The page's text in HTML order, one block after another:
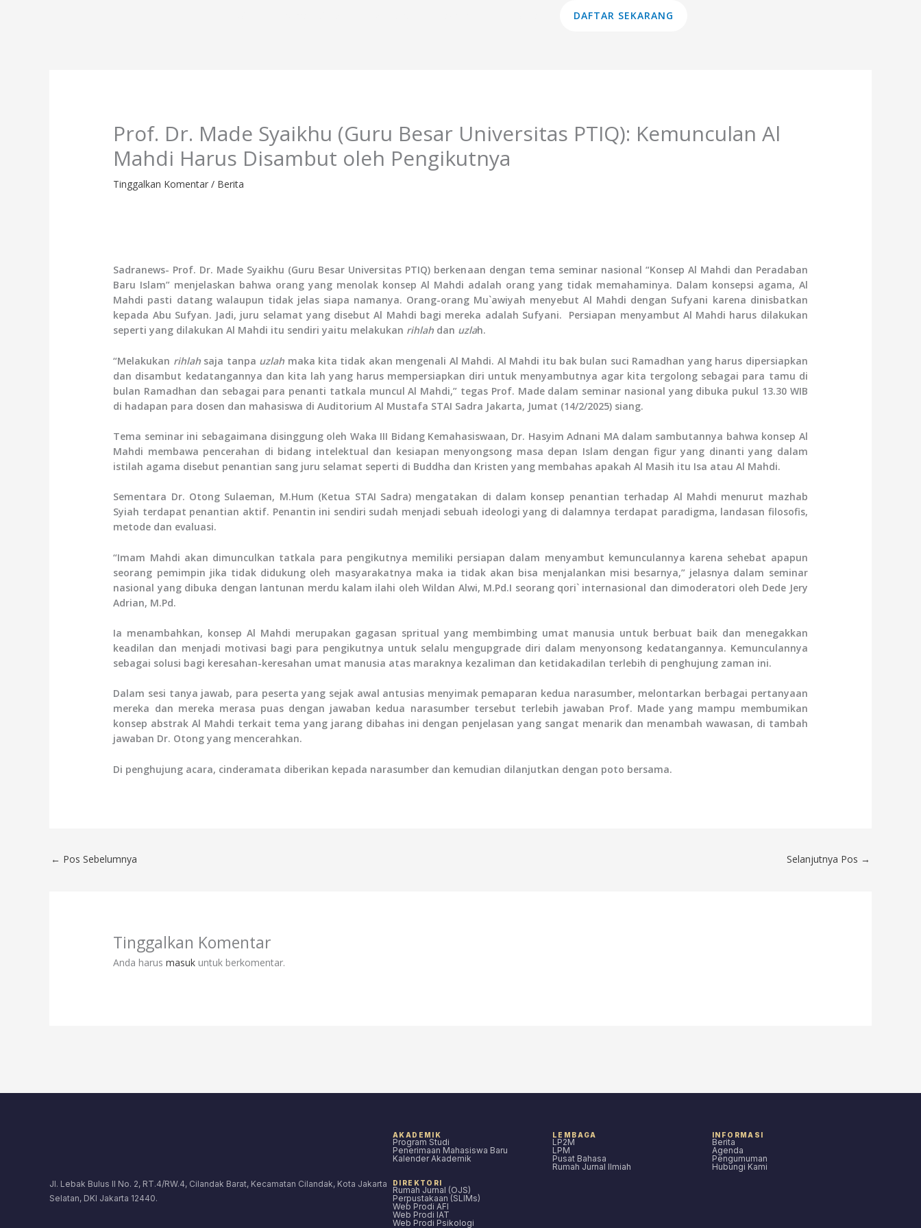
DAFTAR SEKARANG
Prof. Dr. Made Syaikhu (Guru Besar Universitas PTIQ): Kemunculan Al
Mahdi Harus Disambut oleh Pengikutnya
Tinggalkan Komentar / Berita
Sadranews- Prof. Dr. Made Syaikhu (Guru Besar Universitas PTIQ) berkenaan dengan tema seminar nasional “Konsep Al Mahdi dan Peradaban
Baru Islam” menjelaskan bahwa orang yang menolak konsep Al Mahdi adalah orang yang tidak memahaminya. Dalam konsepsi agama, Al
Mahdi pasti datang walaupun tidak jelas siapa namanya. Orang-orang Mu`awiyah menyebut Al Mahdi dengan Sufyani karena dinisbatkan
kepada Abu Sufyan. Jadi, juru selamat yang disebut Al Mahdi bagi mereka adalah Sufyani. Persiapan menyambut Al Mahdi harus dilakukan
seperti yang dilakukan Al Mahdi itu sendiri yaitu melakukan rihlah dan uzlah.
“Melakukan rihlahsaja tanpa uzlah maka kita tidak akan mengenali Al Mahdi. Al Mahdi itu bak bulan suci Ramadhan yang harus dipersiapkan
dan disambut kedatangannya dan kita lah yang harus mempersiapkan diri untuk menyambutnya agar kita tergolong sebagai para tamu di
bulan Ramadhan dan sebagai para penanti tatkala muncul Al Mahdi,” tegas Prof. Made dalam seminar nasional yang dibuka pukul 13.30 WIB
di hadapan para dosen dan mahasiswa di Auditorium Al Mustafa STAI Sadra Jakarta, Jumat (14/2/2025) siang.
Tema seminar ini sebagaimana disinggung oleh Waka III Bidang Kemahasiswaan, Dr. Hasyim Adnani MA dalam sambutannya bahwa konsep Al
Mahdi membawa pencerahan di bidang intelektual dan kesiapan menyongsong masa depan Islam dengan figur yang dinanti yang dalam
istilah agama disebut penantian sang juru selamat seperti di Buddha dan Kristen yang membahas apakah Al Masih itu Isa atau Al Mahdi.
Sementara Dr. Otong Sulaeman, M.Hum (Ketua STAI Sadra) mengatakan di dalam konsep penantian terhadap Al Mahdi menurut mazhab
Syiah terdapat penantian aktif. Penantin ini sendiri sudah menjadi sebuah ideologi yang di dalamnya terdapat paradigma, landasan filosofis,
metode dan evaluasi.
“Imam Mahdi akan dimunculkan tatkala para pengikutnya memiliki persiapan dalam menyambut kemunculannya karena sehebat apapun
seorang pemimpin jika tidak didukung oleh masyarakatnya maka ia tidak akan bisa menjalankan misi besarnya,” jelasnya dalam seminar
nasional yang dibuka dengan lantunan merdu kalam ilahi oleh Wildan Alwi, M.Pd.I seorang qori` internasional dan dimoderatori oleh Dede Jery
Adrian, M.Pd.
Ia menambahkan, konsep Al Mahdi merupakan gagasan spritual yang membimbing umat manusia untuk berbuat baik dan menegakkan
keadilan dan menjadi motivasi bagi para pengikutnya untuk selalu mengupgrade diri dalam menyonsong kedatangannya. Kemunculannya
sebagai solusi bagi keresahan-keresahan umat manusia atas maraknya kezaliman dan ketidakadilan terlebih di penghujung zaman ini.
Dalam sesi tanya jawab, para peserta yang sejak awal antusias menyimak pemaparan kedua narasumber, melontarkan berbagai pertanyaan
mereka dan mereka merasa puas dengan jawaban kedua narasumber tersebut terlebih jawaban Prof. Made yang mampu membumikan
konsep abstrak Al Mahdi terkait tema yang jarang dibahas ini dengan penjelasan yang sangat menarik dan menambah wawasan, di tambah
jawaban Dr. Otong yang mencerahkan.
Di penghujung acara, cinderamata diberikan kepada narasumber dan kemudian dilanjutkan dengan poto bersama.
← Pos Sebelumnya Selanjutnya Pos →
Tinggalkan Komentar
Anda harusmasuk untuk berkomentar.
Jl. Lebak Bulus II No. 2, RT.4/RW.4, Cilandak Barat, Kecamatan Cilandak, Kota Jakarta
Selatan, DKI Jakarta 12440.
AKADEMIK
Program Studi
Penerimaan Mahasiswa Baru
Kalender Akademik
LEMBAGA
LP2M
LPM
Pusat Bahasa
Rumah Jurnal Ilmiah
INFORMASI
Berita
Agenda
Pengumuman
Hubungi Kami
DIREKTORI
Rumah Jurnal (OJS)
Perpustakaan (SLIMs)
Web Prodi AFI
Web Prodi IAT
Web Prodi Psikologi